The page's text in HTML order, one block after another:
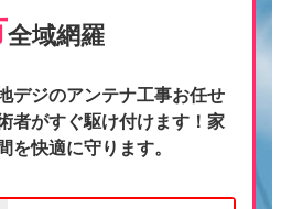
全域網羅
デジのアンテナ工事お任せ
者がすぐ駆け付けます！家
快適に守ります。